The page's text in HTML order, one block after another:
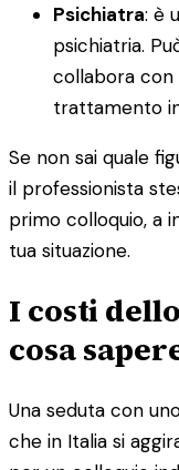
Psichiatra: è
psichiatria.
collabora
trattamento
Se non sai quale
il professionista
primo colloquio, a
tua situazione.
I costi
cosa
Una seduta con
che in Italia si